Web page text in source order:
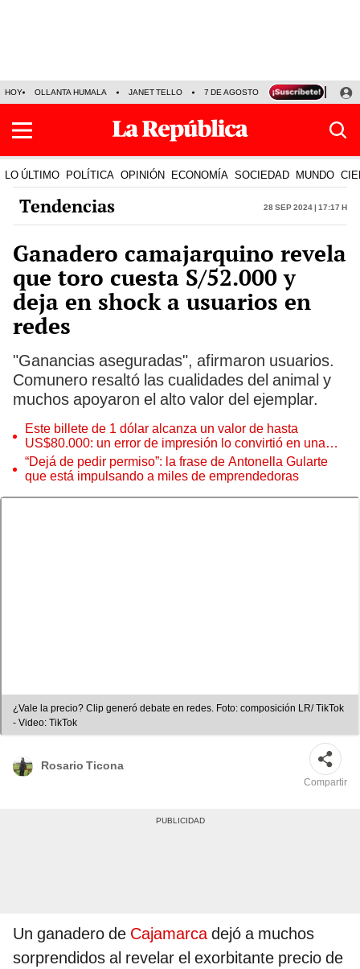
HOY OLLANTA HUMALA JANET TELLO 7 DE AGOSTO TINKA RESULTADOS
LO ÚLTIMO POLÍTICA OPINIÓN ECONOMÍA SOCIEDAD MUNDO
Tendencias 28 Sep 2024 | 17:17 h
Ganadero camajarquino revela
que toro cuesta S/52.000 y
deja en shock a usuarios en
redes
"Ganancias aseguradas", afirmaron usuarios.
Comunero resaltó las cualidades del animal y
muchos apoyaron el alto valor del ejemplar.
Este billete de 1 dólar alcanza un valor de hasta
US$80.000: un error de impresión lo convirtió en una
pieza única que hoy buscan coleccionistas de todo el
mundo
“Dejá de pedir permiso”: la frase de Antonella Gularte
que está impulsando a miles de emprendedoras
¿Vale la precio? Clip generó debate en redes. Foto: composición LR/ TikTok
- Video: TikTok
Rosario Ticona
Compartir
Un ganadero de Cajamarcadejó a muchos
sorprendidos al revelar el exorbitante precio de